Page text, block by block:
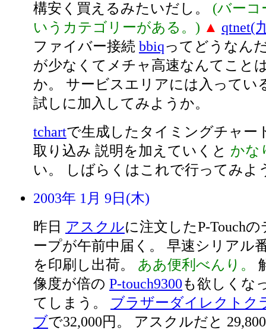
構安く買えるみたいだし。 (バーコ
いうカテゴリーがある。) ▲ qtnet(
ファイバー接続 bbiqってどうなん
が少なくてメチャ高速なんてこと
か。 サービスエリアには入ってい
試しに加入してみようか。
tchartで生成したタイミングチャー
取り込み 説明を加えていくと かな
い。 しばらくはこれで行ってみよ
2003年 1月 9日(木)
昨日 アスクルに注文したP-Touchの
ープが午前中届く。 早速シリアル
を印刷し出荷。 ああ便利べんり。
像度が倍の P-touch9300も欲しくな
てしまう。 ブラザーダイレクトク
ブで32,000円。 アスクルだと